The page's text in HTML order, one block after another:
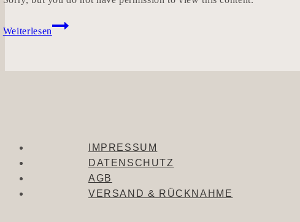
Weiterlesen
SANFTTRIEB
IMPRESSUM
DATENSCHUTZ
AGB
VERSAND & RÜCKNAHME